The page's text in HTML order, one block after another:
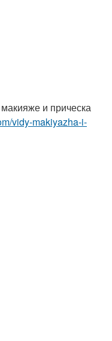
и прическа
vidy-makiyazha-i-